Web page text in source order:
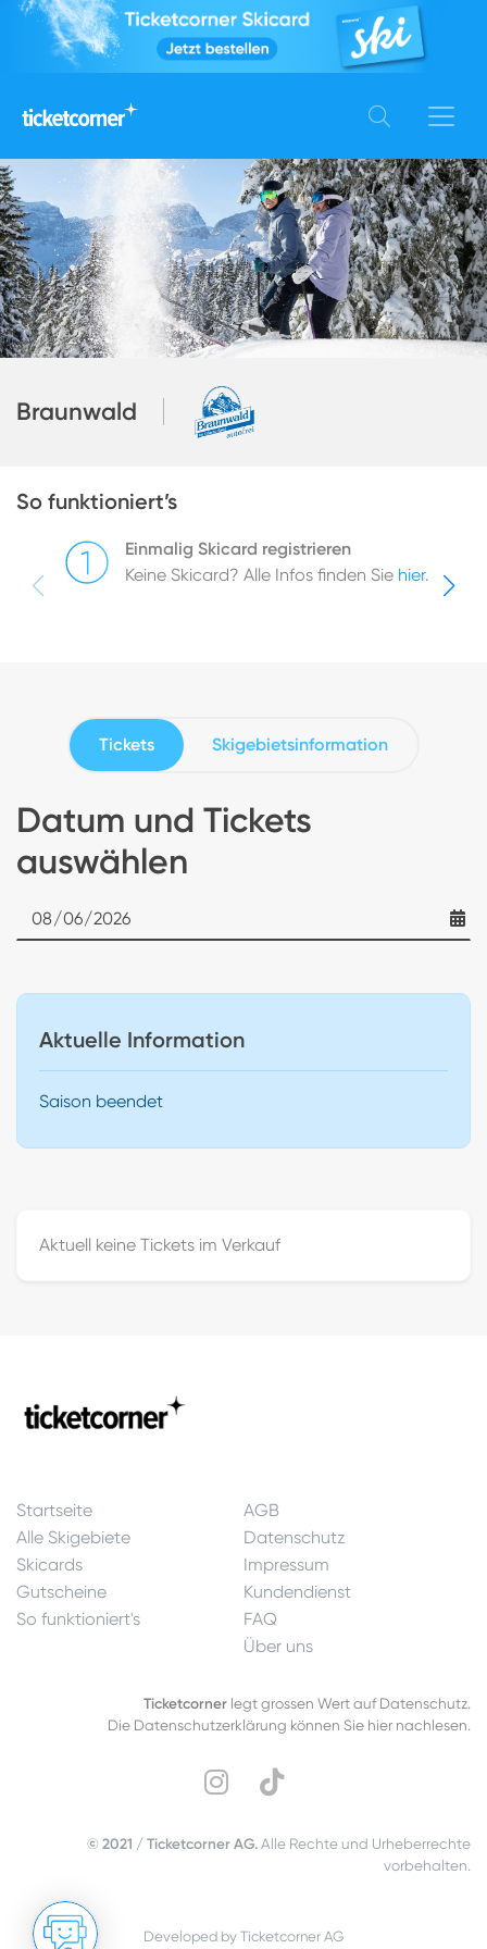
Braunwald
So funktioniert’s
Einmalig Skicard registrieren
Keine Skicard? Alle Infos finden Sie hier.
Datum und Tickets
auswählen
Date
Tickets Skigebietsinformation
Aktuelle Information
Saison beendet
Aktuell keine Tickets im Verkauf
Startseite
AGB
Alle Skigebiete
Datenschutz
Skicards
Impressum
Gutscheine
Kundendienst
So funktioniert's
FAQ
Über uns
Ticketcorner legt grossen Wert auf Datenschutz.
Die Datenschutzerklärung können Sie hier nachlesen.
© 2021 / Ticketcorner AG.Alle Rechte und Urheberrechte
vorbehalten.
Developed by Ticketcorner AG